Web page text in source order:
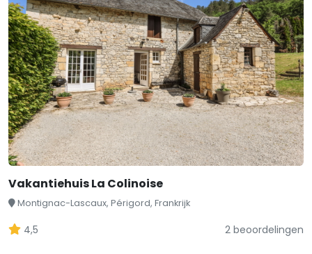
Vakantiehuis La Colinoise
Montignac-Lascaux, Périgord, Frankrijk
4,5 2 beoordelingen